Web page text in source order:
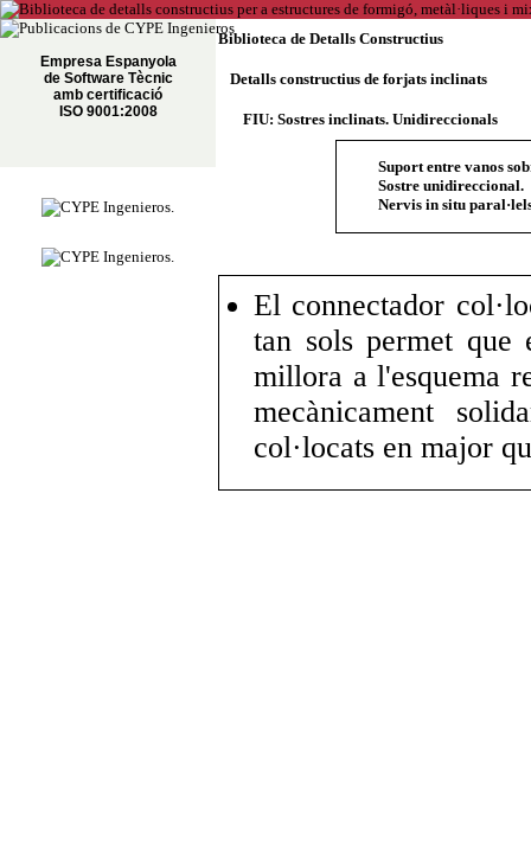
Empresa Espanyola
de Software Tècnic
amb certificació
ISO 9001:2008
Biblioteca de Detalls Constructius
Detalls constructius de forjats inclinats
FIU: Sostres inclinats. Unidireccionals
Suport entre vanos
Sostre unidireccional.
Nervis in situ
El connectador
tan sols permet que
millora a l'esquema
mecànicament
col·locats en major